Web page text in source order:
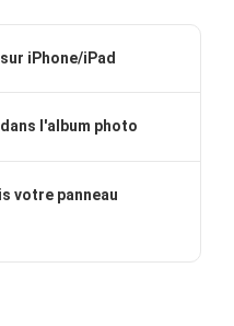
iPhone/iPad
l'album photo
votre panneau